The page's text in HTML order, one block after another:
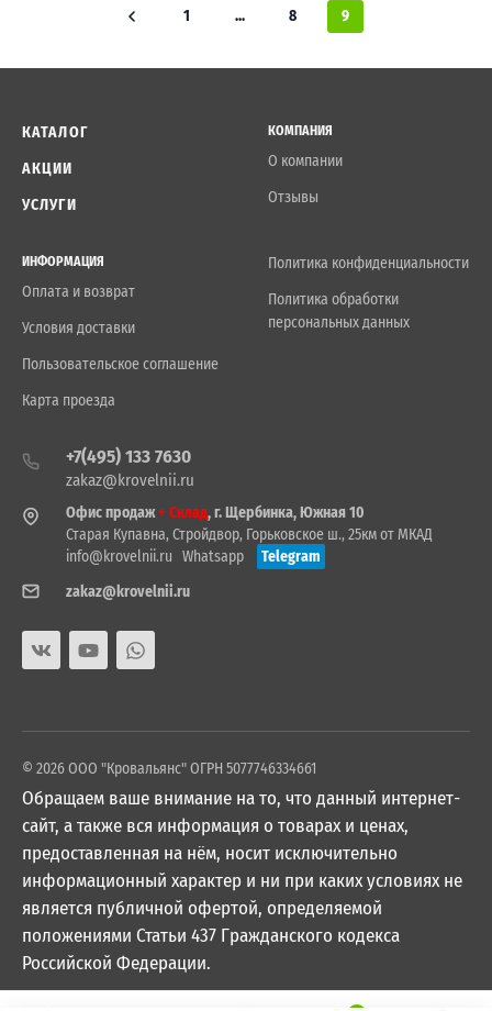
1 ... 8 9
КАТАЛОГ
АКЦИИ
УСЛУГИ
КОМПАНИЯ
О компании
Отзывы
ИНФОРМАЦИЯ
Оплата и возврат
Условия доставки
Пользовательское соглашение
Карта проезда
Политика конфиденциальности
Политика обработки
персональных данных
+7(495) 133 7630
zakaz@krovelnii.ru
Офис продаж+ Склад, г. Щербинка, Южная 10
Старая Купавна, Стройдвор, Горьковское ш., 25км от МКАД
info@krovelnii.ru Whatsapp
Telegram
zakaz@krovelnii.ru
© 2026 ООО "Кровальянс" ОГРН 5077746334661
Обращаем ваше внимание на то, что данный интернет-
сайт, а также вся информация о товарах и ценах,
предоставленная на нём, носит исключительно
информационный характер и ни при каких условиях не
является публичной офертой, определяемой
положениями Статьи 437 Гражданского кодекса
Российской Федерации.